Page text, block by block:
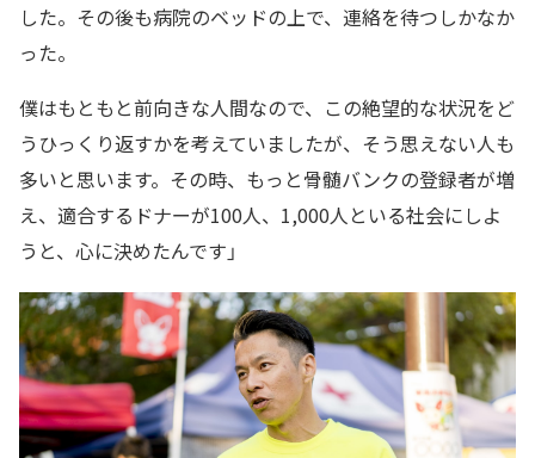
した。その後も病院のベッドの上で、連絡を待つしかなか
った。
僕はもともと前向きな人間なので、この絶望的な状況をど
うひっくり返すかを考えていましたが、そう思えない人も
多いと思います。その時、もっと骨髄バンクの登録者が増
え、適合するドナーが100人、1,000人といる社会にしよ
うと、心に決めたんです」